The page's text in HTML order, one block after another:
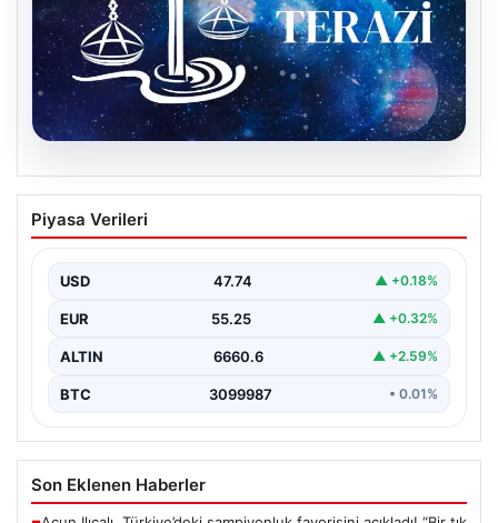
9 Ağustos Terazi Burcu Günlük Yorumu
Bugün Terazi burcu insanları için ikili ilişkilerde iletişimin
Piyasa Verileri
USD 47.74 ▲ +0.18%
EUR 55.25 ▲ +0.32%
ALTIN 6660.6 ▲ +2.59%
BTC 3099987 • 0.01%
Son Eklenen Haberler